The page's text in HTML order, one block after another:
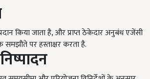
किया जाता है, और प्राप्त ठेकेदार अनुबंध एजेंसी
पर हस्ताक्षर करता है.